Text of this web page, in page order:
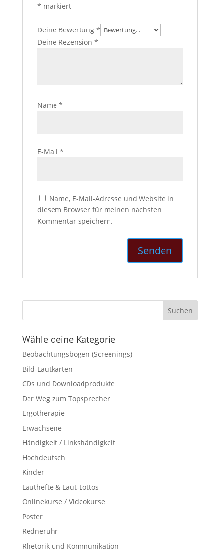
* markiert
Deine Bewertung *
Deine Rezension *
Name *
E-Mail *
Name, E-Mail-Adresse und Website in
diesem Browser für meinen nächsten
Kommentar speichern.
Wähle deine Kategorie
Beobachtungsbögen (Screenings)
Bild-Lautkarten
CDs und Downloadprodukte
Der Weg zum Topsprecher
Ergotherapie
Erwachsene
Händigkeit / Linkshändigkeit
Hochdeutsch
Kinder
Lauthefte & Laut-Lottos
Onlinekurse / Videokurse
Poster
Redneruhr
Rhetorik und Kommunikation